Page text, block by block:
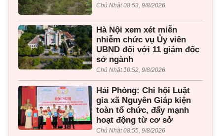
Chủ Nhật 08:53, 9/8/2026
Hà Nội xem xét miễn
nhiễm chức vụ Ủy viên
UBND đối với 11 giám đốc
sở ngành
Chủ Nhật 10:52, 9/8/2026
Hải Phòng: Chi hội Luật
gia xã Nguyên Giáp kiện
toàn tổ chức, đẩy mạnh
hoạt động từ cơ sở
Chủ Nhật 08:55, 9/8/2026